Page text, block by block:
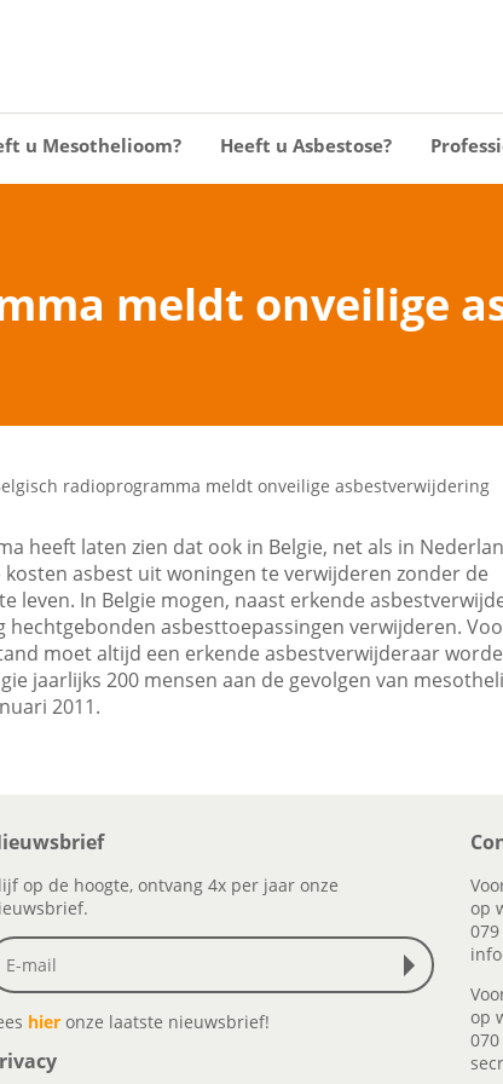
u Mesothelioom? Heeft u Asbestose?
meldt onveilige
radioprogramma meldt onveilige asbestverwijdering
heeft laten zien dat ook in Belgie, net als in
asbest uit woningen te verwijderen zonder de
leven. In Belgie mogen, naast erkende
hechtgebonden asbesttoepassingen verwijderen.
moet altijd een erkende asbestverwijderaar
jaarlijks 200 mensen aan de gevolgen van
2011.
op de hoogte, ontvang 4x per jaar onze
hier onze laatste nieuwsbrief!
op
op